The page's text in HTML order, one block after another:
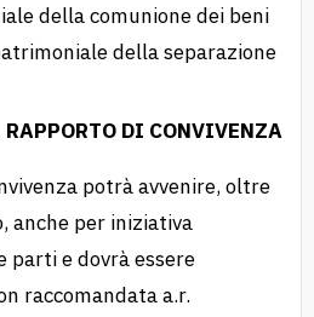
della comunione dei beni
della separazione
RAPPORTO DI CONVIVENZA
potrà avvenire, oltre
anche per iniziativa
parti e dovrà essere
raccomandata a.r.